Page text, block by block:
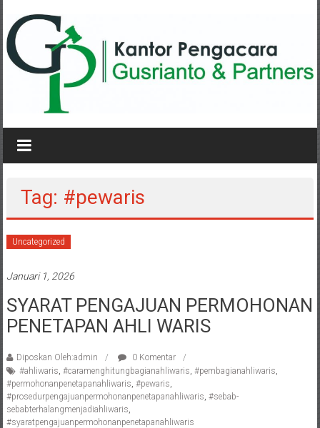
konten
KANTOR
PENGACARA
PARTNERS
Pengacara
Perceraian
/
Pengacara
Advokat
/
Konsultan
Hukum
Tag: #pewaris
Uncategorized
Januari 1, 2026
SYARAT PENGAJUAN PERMOHONAN
PENETAPAN AHLI WARIS
Diposkan Oleh:admin
0 Komentar
#ahliwaris, #caramenghitungbagianahliwaris, #pembagianahliwaris,
#permohonanpenetapanahliwaris, #pewaris,
#prosedurpengajuanpermohonanpenetapanahliwaris, #sebab-
sebabterhalangmenjadiahliwaris,
#syaratpengajuanpermohonanpenetapanahliwaris